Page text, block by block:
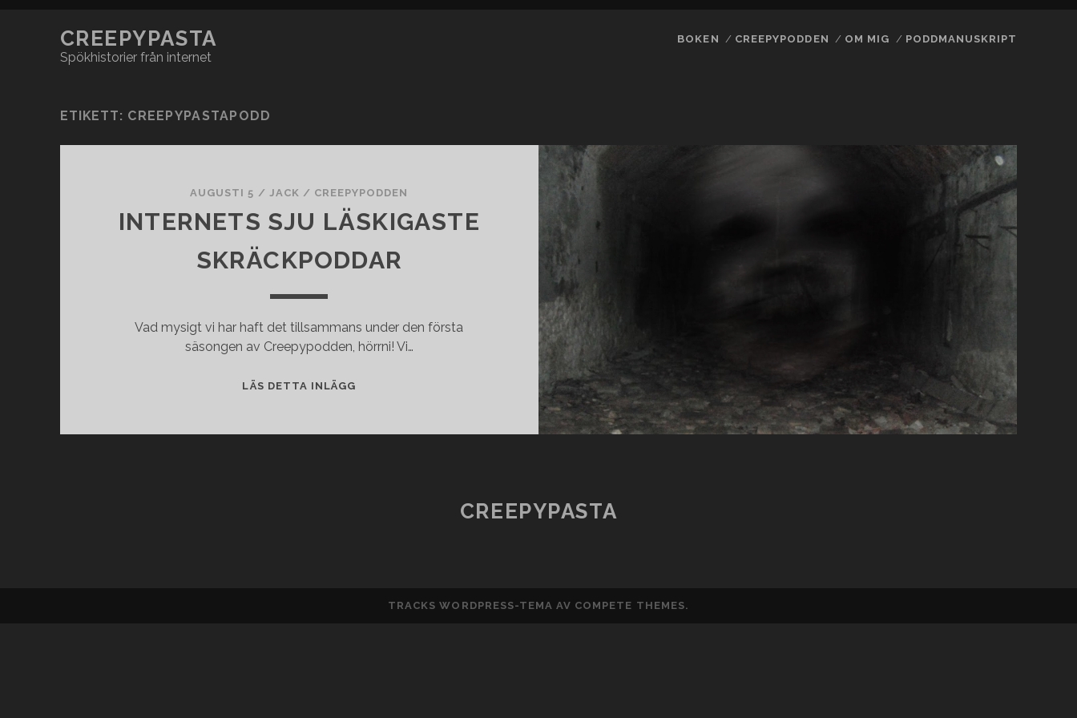
CREEPYPASTA
Spökhistorier från internet
BOKEN CREEPYPODDEN OM MIG PODDMANUSKRIPT
ETIKETT: CREEPYPASTAPODD
AUGUSTI 5 / JACK / CREEPYPODDEN
INTERNETS SJU LÄSKIGASTE
SKRÄCKPODDAR
Vad mysigt vi har haft det tillsammans under den första
säsongen av Creepypodden, hörrni! Vi…
LÄS DETTA INLÄGG
CREEPYPASTA
TRACKS WORDPRESS-TEMA AV COMPETE THEMES.